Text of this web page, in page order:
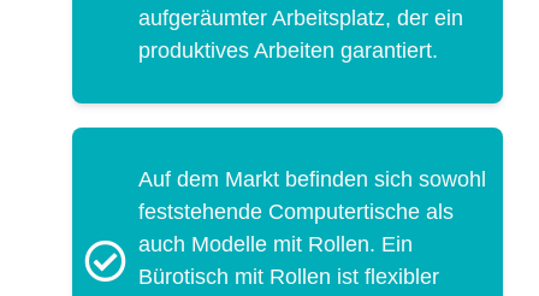
aufgeräumter Arbeitsplatz, der ein
produktives Arbeiten garantiert.
Auf dem Markt befinden sich sowohl
feststehende Computertische als
auch Modelle mit Rollen. Ein
Bürotisch mit Rollen ist flexibler